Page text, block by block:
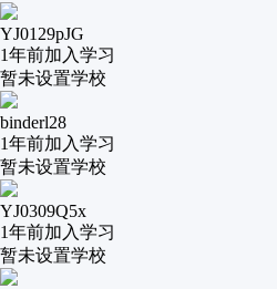
YJ0129pJG
1年前加入学习
暂未设置学校
binderl28
1年前加入学习
暂未设置学校
YJ0309Q5x
1年前加入学习
暂未设置学校